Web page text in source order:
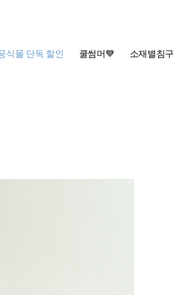
식몰 단독 할인 쿨썸머💙 소재별침구